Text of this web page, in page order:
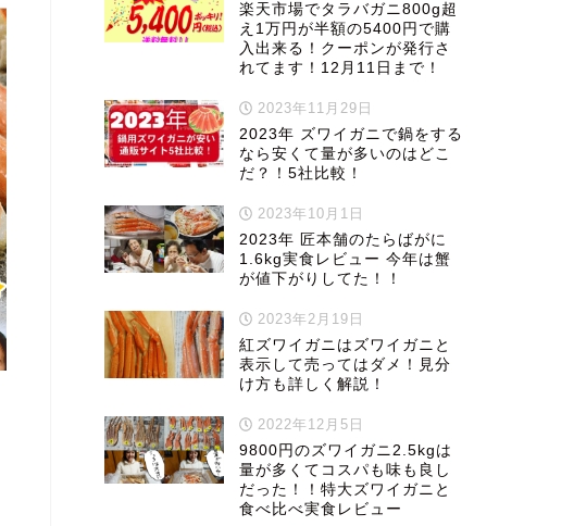
楽天市場でタラバガニ800g超
え1万円が半額の5400円で購
入出来る！クーポンが発行さ
れてます！12月11日まで！
2023年11月29日
2023年 ズワイガニで鍋をする
なら安くて量が多いのはどこ
だ？！5社比較！
2023年10月1日
2023年 匠本舗のたらばがに
1.6kg実食レビュー 今年は蟹
が値下がりしてた！！
2023年2月19日
紅ズワイガニはズワイガニと
表示して売ってはダメ！見分
け方も詳しく解説！
2022年12月5日
9800円のズワイガニ2.5kgは
量が多くてコスパも味も良し
だった！！特大ズワイガニと
食べ比べ実食レビュー